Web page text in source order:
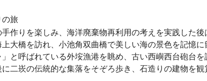
旅
作りを楽しみ、海洋廃棄物再利用の考えを実践した
大橋を訪れ、小池角双曲橋で美しい海の景色を記憶
と呼ばれている外垵漁港を眺め、古い西嶼西台砲台
二崁の伝統的な集落をそぞろ歩き、石造りの建物を観